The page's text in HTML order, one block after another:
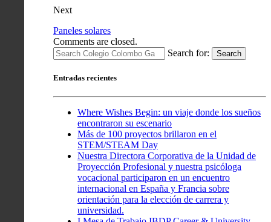
Next
Paneles solares
Comments are closed.
Search for:
Search
Entradas recientes
Where Wishes Begin: un viaje donde los sueños
encontraron su escenario
Más de 100 proyectos brillaron en el
STEM/STEAM Day
Nuestra Directora Corporativa de la Unidad de
Proyección Profesional y nuestra psicóloga
vocacional participaron en un encuentro
internacional en España y Francia sobre
orientación para la elección de carrera y
universidad.